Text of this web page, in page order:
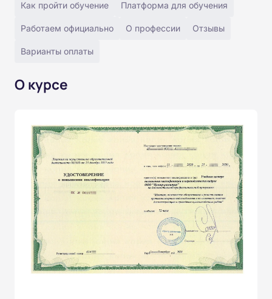
Как пройти обучение Платформа для обучения
Работаем официально О профессии Отзывы
Варианты оплаты
О курсе